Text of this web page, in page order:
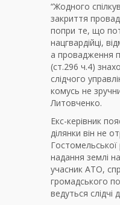
“Жодного
закриття
попри те, що
нацгвардійці,
а провадження
(ст.296 ч.4)
слідчого
комусь не
Литовченко.
Екс-керівник
ділянки він не
надання землі
учасник АТО,
громадського
ведуться слідчі